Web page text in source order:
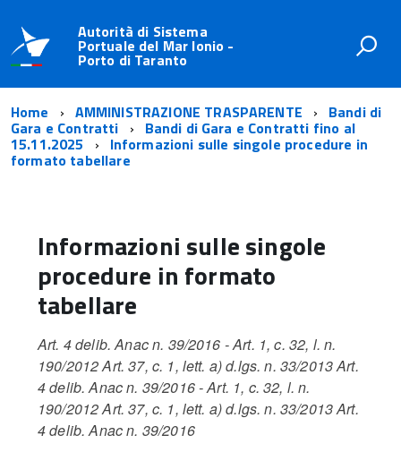
Autorità di Sistema
Portuale del Mar Ionio -
Porto di Taranto
Home AMMINISTRAZIONE TRASPARENTE Bandi di
Gara e Contratti Bandi di Gara e Contratti fino al
15.11.2025 Informazioni sulle singole procedure in
formato tabellare
Informazioni sulle singole
procedure in formato
tabellare
Art. 4 delib. Anac n. 39/2016 - Art. 1, c. 32, l. n.
190/2012 Art. 37, c. 1, lett. a) d.lgs. n. 33/2013 Art.
4 delib. Anac n. 39/2016 - Art. 1, c. 32, l. n.
190/2012 Art. 37, c. 1, lett. a) d.lgs. n. 33/2013 Art.
4 delib. Anac n. 39/2016